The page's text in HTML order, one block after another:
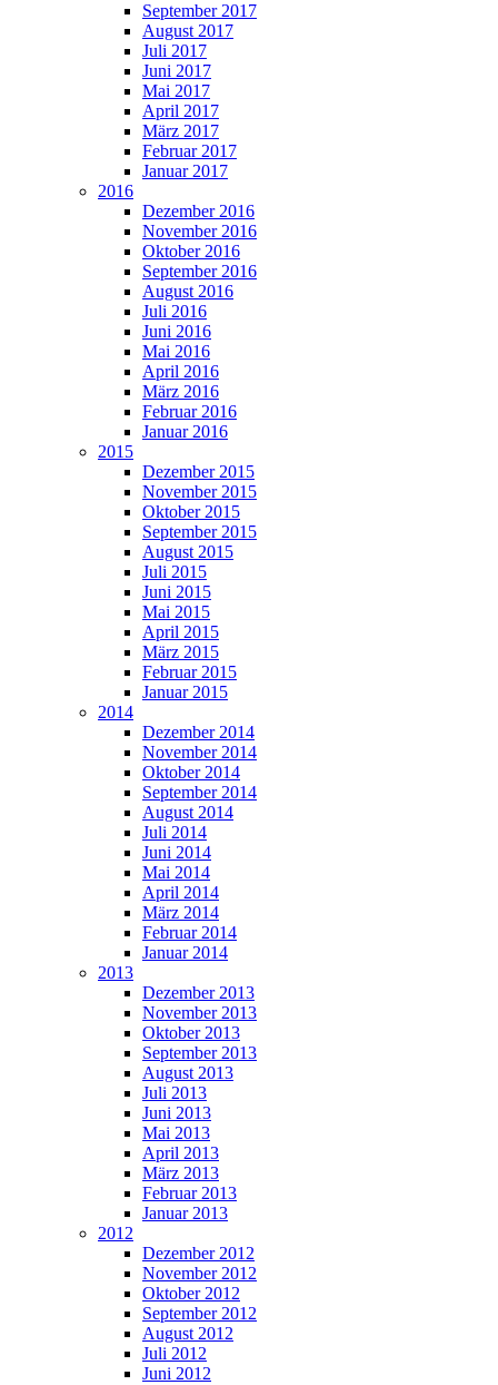
September 2017
August 2017
Juli 2017
Juni 2017
Mai 2017
April 2017
März 2017
Februar 2017
Januar 2017
2016
Dezember 2016
November 2016
Oktober 2016
September 2016
August 2016
Juli 2016
Juni 2016
Mai 2016
April 2016
März 2016
Februar 2016
Januar 2016
2015
Dezember 2015
November 2015
Oktober 2015
September 2015
August 2015
Juli 2015
Juni 2015
Mai 2015
April 2015
März 2015
Februar 2015
Januar 2015
2014
Dezember 2014
November 2014
Oktober 2014
September 2014
August 2014
Juli 2014
Juni 2014
Mai 2014
April 2014
März 2014
Februar 2014
Januar 2014
2013
Dezember 2013
November 2013
Oktober 2013
September 2013
August 2013
Juli 2013
Juni 2013
Mai 2013
April 2013
März 2013
Februar 2013
Januar 2013
2012
Dezember 2012
November 2012
Oktober 2012
September 2012
August 2012
Juli 2012
Juni 2012